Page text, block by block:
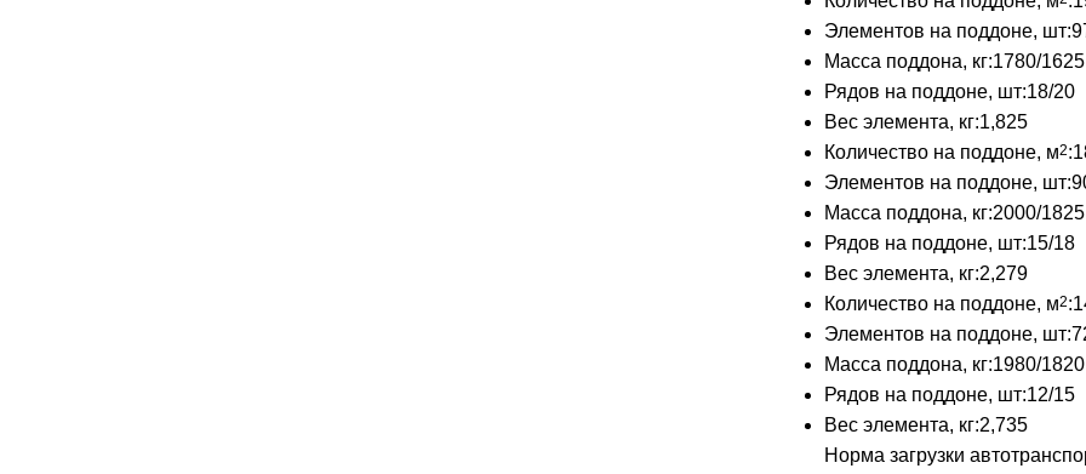
Элементов на поддоне, шт:
Масса поддона, кг:1780/1625
Рядов на поддоне, шт:18/20
Вес элемента, кг:1,825
Количество на поддоне, м2:
Элементов на поддоне, шт:
Масса поддона, кг:2000/1825
Рядов на поддоне, шт:15/18
Вес элемента, кг:2,279
Количество на поддоне, м2:
Элементов на поддоне, шт:
Масса поддона, кг:1980/1820
Рядов на поддоне, шт:12/15
Вес элемента, кг:2,735
Норма загрузки